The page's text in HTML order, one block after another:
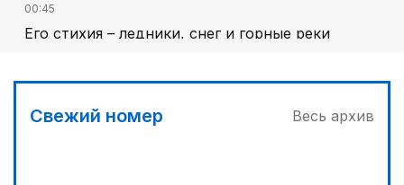
00:45
Его стихия – ледники, снег и горные реки
Челлендж в Вооруженных силах
01:40
Свежий номер Весь архив